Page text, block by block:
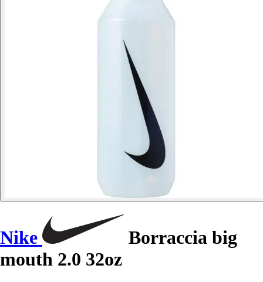
Nike
Borraccia big
mouth 2.0 32oz